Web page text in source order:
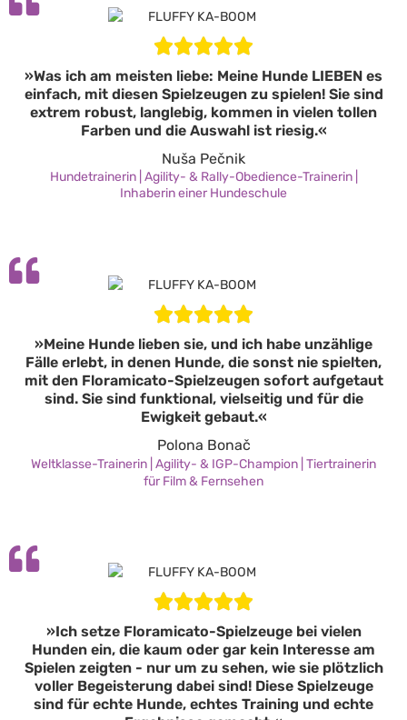
»Was ich am meisten liebe: Meine Hunde LIEBEN es
einfach, mit diesen Spielzeugen zu spielen! Sie sind
extrem robust, langlebig, kommen in vielen tollen
Farben und die Auswahl ist riesig.«
Nuša Pečnik
Hundetrainerin | Agility- & Rally-Obedience-Trainerin |
Inhaberin einer Hundeschule
»Meine Hunde lieben sie, und ich habe unzählige
Fälle erlebt, in denen Hunde, die sonst nie spielten,
mit den Floramicato-Spielzeugen sofort aufgetaut
sind. Sie sind funktional, vielseitig und für die
Ewigkeit gebaut.«
Polona Bonač
Weltklasse-Trainerin | Agility- & IGP-Champion | Tiertrainerin
für Film & Fernsehen
»Ich setze Floramicato-Spielzeuge bei vielen
Hunden ein, die kaum oder gar kein Interesse am
Spielen zeigten - nur um zu sehen, wie sie plötzlich
voller Begeisterung dabei sind! Diese Spielzeuge
sind für echte Hunde, echtes Training und echte